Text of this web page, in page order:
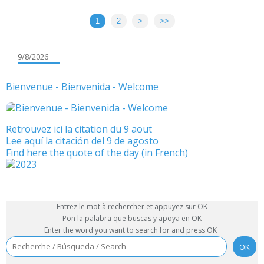
1 2 > >>
9/8/2026
Bienvenue - Bienvenida - Welcome
Retrouvez ici la citation du 9 aout
Lee aquí la citación del 9 de agosto
Find here the quote of the day (in French)
Entrez le mot à rechercher et appuyez sur OK
Pon la palabra que buscas y apoya en OK
Enter the word you want to search for and press OK